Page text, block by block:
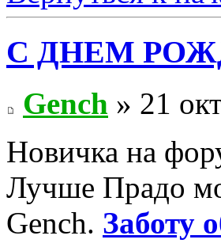
С ДНЕМ
Gench » 21
Новичка на
Лучше Прадо
Gench. Заботу